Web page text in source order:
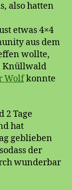
also hatten
etwas 4×4
aus dem
wollte,
Knüllwald
Wolfkonnte
2 Tage
hat
geblieben
der
wunderbar